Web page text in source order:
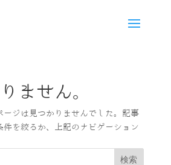
ません。
ージは見つかりませんでした。記事
件を絞るか、上記のナビゲーション
検索